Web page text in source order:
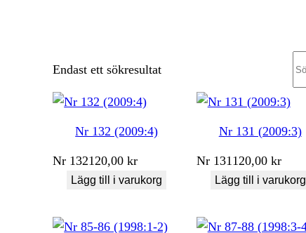
Endast ett sökresultat
Nr 132 (2009:4)
Nr 132120,00kr
Lägg till i varukorg
Nr 131 (2009:3)
Nr 131120,00 kr
Lägg till i varukorg